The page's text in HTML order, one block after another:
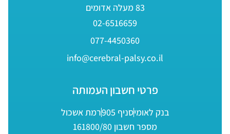
83 מעלה אדומים
02-6516659
077-4450360
info@cerebral-palsy.co.il
פרטי חשבון העמותה
בנק לאומיסניף 905
רמת אשכול
מספר חשבון 161800/80